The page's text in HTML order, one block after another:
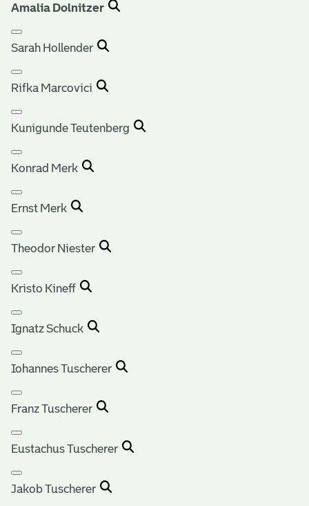
Amalia Dolnitzer
Sarah Hollender
Rifka Marcovici
Kunigunde Teutenberg
Konrad Merk
Ernst Merk
Theodor Niester
Kristo Kineff
Ignatz Schuck
Iohannes Tuscherer
Franz Tuscherer
Eustachus Tuscherer
Jakob Tuscherer